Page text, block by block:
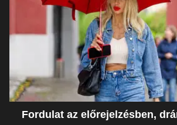
Fordulat az előrejelzésben,